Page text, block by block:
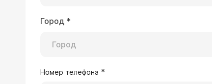
Город *
Номер телефона *